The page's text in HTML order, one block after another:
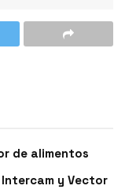
de alimentos
Intercam y Vector